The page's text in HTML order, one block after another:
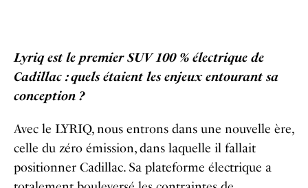
Lyriq est le premier SUV 100 % électrique de
Cadillac : quels étaient les enjeux entourant sa
conception ?
Avec le LYRIQ, nous entrons dans une nouvelle ère,
celle du zéro émission, dans laquelle il fallait
positionner Cadillac. Sa plateforme électrique a